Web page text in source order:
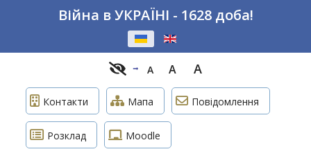
Війна в УКРАЇНІ - 1628 доба!
A A A
Контакти Мапа Повідомлення
Розклад Moodle